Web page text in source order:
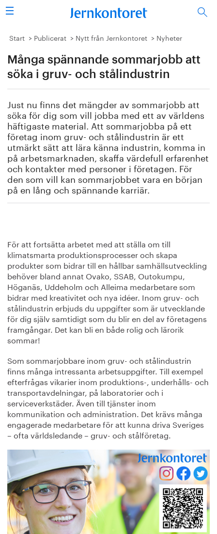
Sök
Stålindustrin
Vision 2050
Energi/miljö
Vi tycker
Publicerat
Bildbank
Om oss
Start Publicerat Nytt från Jernkontoret Nyheter
Många spännande sommarjobb att
söka i gruv- och stålindustrin
Just nu finns det mängder av sommarjobb att
söka för dig som vill jobba med ett av världens
häftigaste material. Att sommarjobba på ett
företag inom gruv- och stålindustrin är ett
utmärkt sätt att lära känna industrin, komma in
på arbetsmarknaden, skaffa värdefull erfarenhet
och kontakter med personer i företagen. För
den som vill kan sommarjobbet vara en början
på en lång och spännande karriär.
För att fortsätta arbetet med att ställa om till
klimatsmarta produktionsprocesser och skapa
produkter som bidrar till en hållbar samhällsutveckling
behöver bland annat Ovako, SSAB, Outokumpu,
Höganäs, Uddeholm och Alleima medarbetare som
bidrar med kreativitet och nya idéer. Inom gruv- och
stålindustrin erbjuds du uppgifter som är utvecklande
för dig själv samtidigt som du blir en del av företagens
framgångar. Det kan bli en både rolig och lärorik
sommar!
Som sommarjobbare inom gruv- och stålindustrin
finns många intressanta arbetsuppgifter. Till exempel
efterfrågas vikarier inom produktions-, underhålls- och
transportavdelningar, på laboratorier och i
serviceverkstäder. Även till tjänster inom
kommunikation och administration. Det krävs många
engagerade medarbetare för att kunna driva Sveriges
– ofta världsledande – gruv- och stålföretag.